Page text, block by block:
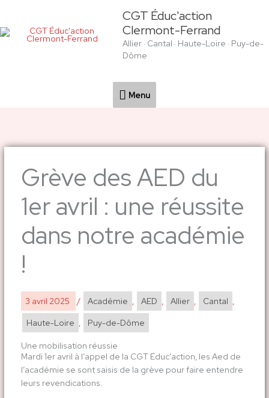
contenu
CGT Éduc'action
Clermont-Ferrand
Allier · Cantal · Haute-Loire · Puy-de-
Dôme
Menu
Menu
Grève des AED du
1er avril : une réussite
dans notre académie
!
3 avril 2025 / Académie , AED , Allier , Cantal ,
Haute-Loire , Puy-de-Dôme
Une mobilisation réussie
Mardi 1er avril à l’appel de la CGT Educ’action, les Aed de
l’académie se sont saisis de la grève pour faire entendre
leurs revendications.